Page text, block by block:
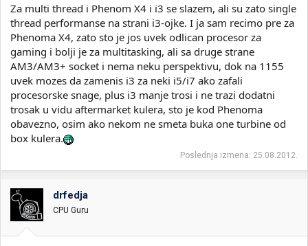
Za multi thread i Phenom X4 i i3 se slazem, ali su zato single
thread performanse na strani i3-ojke. I ja sam recimo pre za
Phenoma X4, zato sto je jos uvek odlican procesor za
gaming i bolji je za multitasking, ali sa druge strane
AM3/AM3+ socket i nema neku perspektivu, dok na 1155
uvek mozes da zamenis i3 za neki i5/i7 ako zafali
procesorske snage, plus i3 manje trosi i ne trazi dodatni
trosak u vidu aftermarket kulera, sto je kod Phenoma
obavezno, osim ako nekom ne smeta buka one turbine od
box kulera.
Poslednja izmena: 25.08.2012.
drfedja
CPU Guru